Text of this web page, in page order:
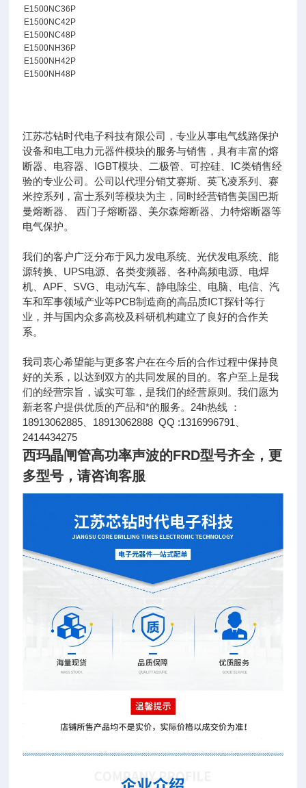
E1500NC36P
E1500NC42P
E1500NC48P
E1500NH36P
E1500NH42P
E1500NH48P
江苏芯钻时代电子科技有限公司，专业从事电气线路保护
设备和电工电力元器件模块的服务与销售，具有丰富的熔
断器、电容器、IGBT模块、二极管、可控硅、IC类销售经
验的专业公司。公司以代理分销艾赛斯、英飞凌系列、赛
米控系列，富士系列等模块为主，同时经营销售美国巴斯
曼熔断器、 西门子熔断器、美尔森熔断器、力特熔断器等
电气保护。
我们的客户广泛分布于风力发电系统、光伏发电系统、能
源转换、UPS电源、各类变频器、各种高频电源、电焊
机、APF、SVG、电动汽车、静电除尘、电脑、电信、汽
车和军事领域产业等PCB制造商的高品质ICT探针等行
业，并与国内众多高校及科研机构建立了良好的合作关
系。
我司衷心希望能与更多客户在在今后的合作过程中保持良
好的关系，以达到双方的共同发展的目的。客户至上是我
们的经营宗旨，诚实可靠，是我们的经营原则。我们愿为
新老客户提供优质的产品和*的服务。24h热线 ：
18913062885、18913062888 QQ :1316996791、
2414434275
西玛晶闸管高功率声波的FRD型号齐全，更
多型号，请咨询客服